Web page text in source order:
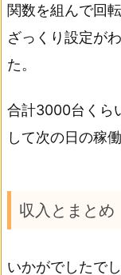
関数を組んで回
ざっくり設定が
た。
合計3000台くら
して次の日の稼
収入とまとめ
いかがでしたで